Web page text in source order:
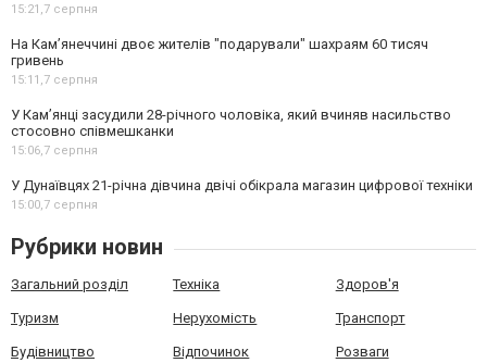
15:21,7 серпня
На Камʼянеччині двоє жителів "подарували" шахраям 60 тисяч
гривень
15:11,7 серпня
У Камʼянці засудили 28-річного чоловіка, який вчиняв насильство
стосовно співмешканки
15:06,7 серпня
У Дунаївцях 21-річна дівчина двічі обікрала магазин цифрової техніки
15:00,7 серпня
Рубрики новин
Загальний розділ Техніка Здоров'я
Туризм Нерухомість Транспорт
Будівництво Відпочинок Розваги